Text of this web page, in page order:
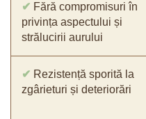
✔ Fără compromisuri în
privința aspectului și
strălucirii aurului
✔ Rezistență sporită la
zgârieturi și deteriorări